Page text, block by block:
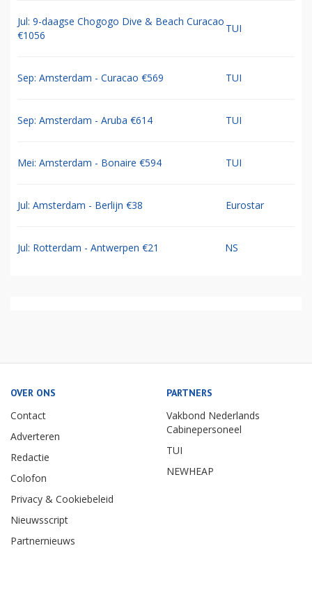
Jul: 9-daagse Chogogo Dive & Beach Curacao
€1056
TUI
Sep: Amsterdam - Curacao €569 TUI
Sep: Amsterdam - Aruba €614 TUI
Mei: Amsterdam - Bonaire €594 TUI
Jul: Amsterdam - Berlijn €38 Eurostar
Jul: Rotterdam - Antwerpen €21 NS
OVER ONS
Contact
Adverteren
Redactie
Colofon
Privacy & Cookiebeleid
Nieuwsscript
Partnernieuws
PARTNERS
Vakbond Nederlands
Cabinepersoneel
TUI
NEWHEAP